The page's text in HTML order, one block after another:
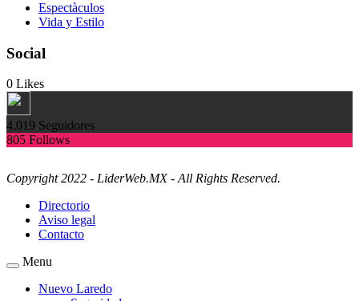
Espectàculos
Vida y Estilo
Social
0 Likes
4.019 Seguidores
805 Follows
Copyright 2022 - LiderWeb.MX - All Rights Reserved.
Directorio
Aviso legal
Contacto
Menu
Nuevo Laredo